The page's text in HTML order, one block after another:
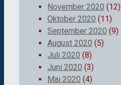
November 2020 (12)
Oktober 2020 (11)
September 2020 (9)
August 2020 (5)
Juli 2020 (8)
Juni 2020 (3)
Mai 2020 (4)